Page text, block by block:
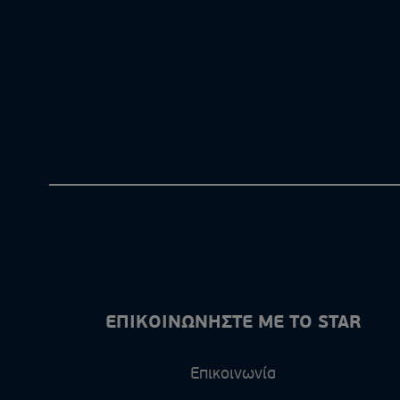
ΕΠΙΚΟΙΝΩΝΗΣΤΕ ΜΕ ΤΟ STAR
Επικοινωνία